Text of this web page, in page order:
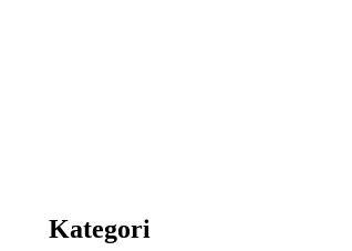
Kategori